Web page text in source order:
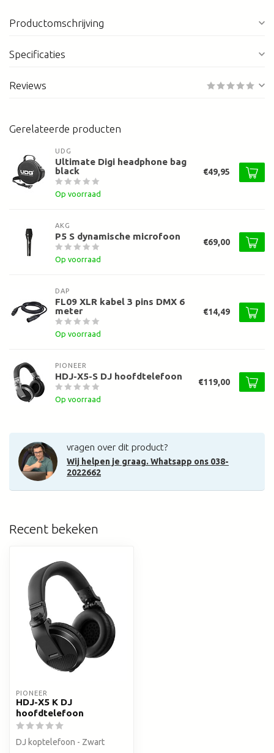
Productomschrijving
Specificaties
Reviews
Gerelateerde producten
UDG
Ultimate Digi headphone bag
black
Op voorraad
€49,95
AKG
P5 S dynamische microfoon
Op voorraad
€69,00
DAP
FL09 XLR kabel 3 pins DMX 6
meter
Op voorraad
€14,49
PIONEER
HDJ-X5-S DJ hoofdtelefoon
Op voorraad
€119,00
vragen over dit product?
Wij helpen je graag. Whatsapp ons 038-
2022662
Recent bekeken
PIONEER
HDJ-X5 K DJ
hoofdtelefoon
DJ koptelefoon - Zwart